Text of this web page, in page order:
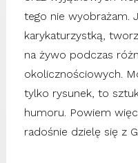
tego nie wyobrażam.
karykaturzystką,
na żywo podczas
okolicznościowych.
tylko rysunek, to
humoru. Powiem
radośnie dzielę się z